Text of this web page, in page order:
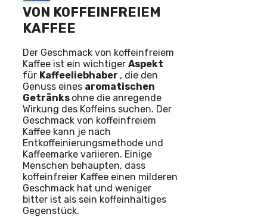
VON KOFFEINFREIEM
KAFFEE
Der Geschmack von koffeinfreiem
Kaffee ist ein wichtiger Aspekt
für Kaffeeliebhaber , die den
Genuss eines aromatischen
Getränks ohne die anregende
Wirkung des Koffeins suchen. Der
Geschmack von koffeinfreiem
Kaffee kann je nach
Entkoffeinierungsmethode und
Kaffeemarke variieren. Einige
Menschen behaupten, dass
koffeinfreier Kaffee einen milderen
Geschmack hat und weniger
bitter ist als sein koffeinhaltiges
Gegenstück.